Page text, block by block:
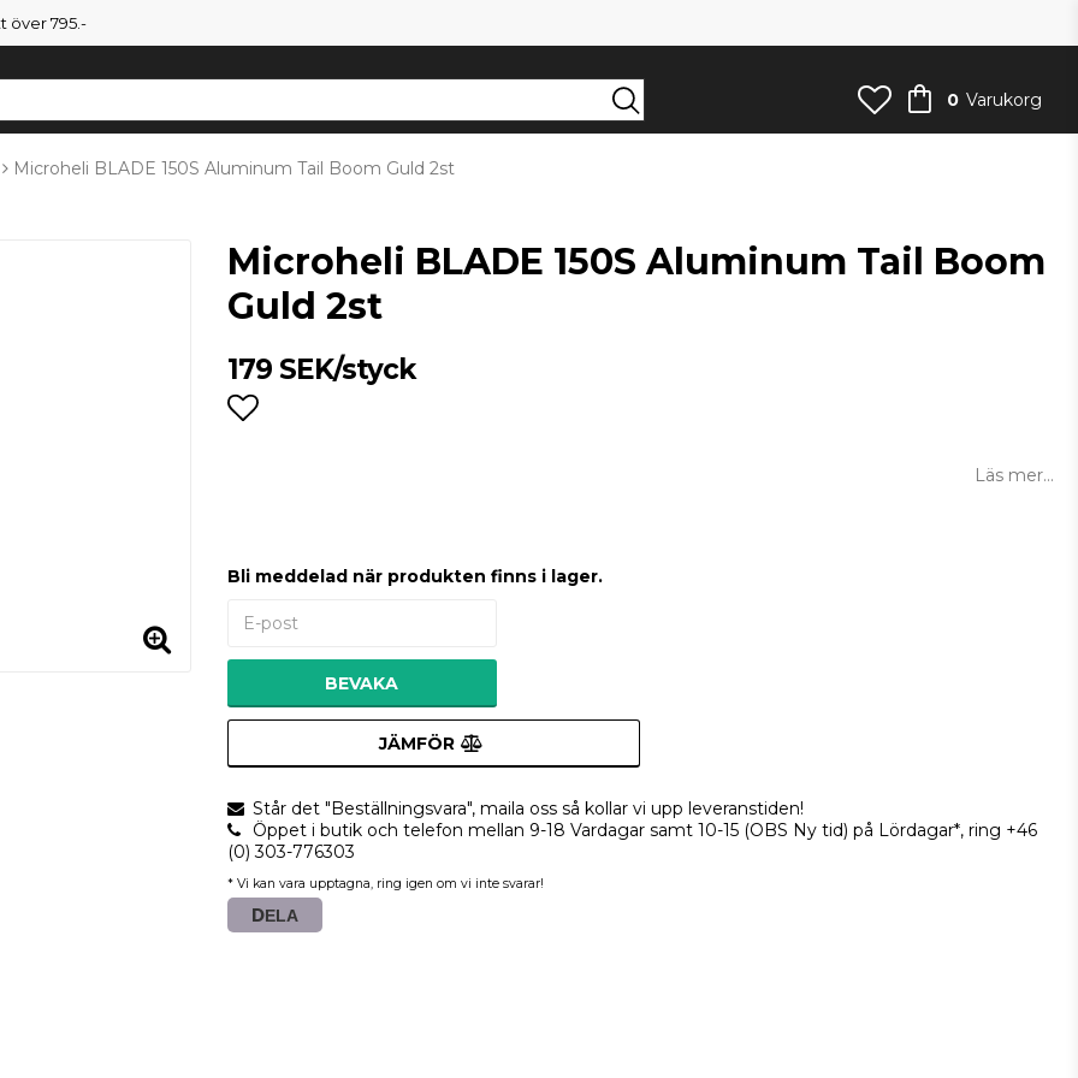
över 795.-
0 Varukorg
Microheli BLADE 150S Aluminum Tail Boom Guld 2st
Microheli BLADE 150S Aluminum Tail Boom
Guld 2st
179 SEK/styck
Läs mer...
Bli meddelad när produkten finns i lager.
BEVAKA
JÄMFÖR
Står det "Beställningsvara", maila oss så kollar vi upp leveranstiden!
Öppet i butik och telefon mellan 9-18 Vardagar samt 10-15 (OBS Ny tid) på Lördagar*, ring +46
(0) 303-776303
* Vi kan vara upptagna, ring igen om vi inte svarar!
DELA